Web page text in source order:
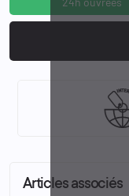
Articles associés